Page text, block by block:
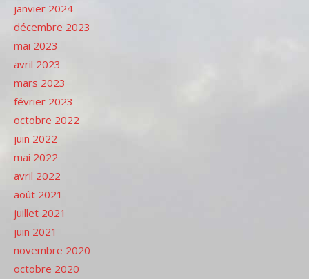
janvier 2024
décembre 2023
mai 2023
avril 2023
mars 2023
février 2023
octobre 2022
juin 2022
mai 2022
avril 2022
août 2021
juillet 2021
juin 2021
novembre 2020
octobre 2020